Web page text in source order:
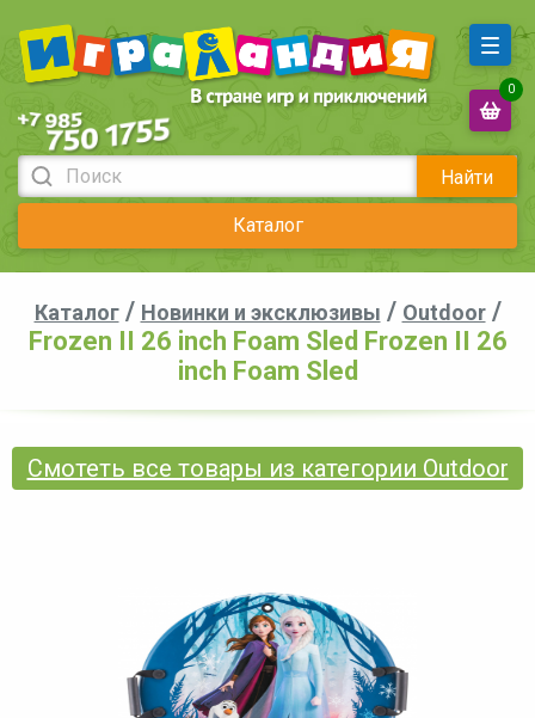
Найти
Каталог
0
Каталог/ Новинки и эксклюзивы / Outdoor/
Frozen II 26 inch Foam Sled Frozen II 26
inch Foam Sled
Смотеть все товары из категории Outdoor